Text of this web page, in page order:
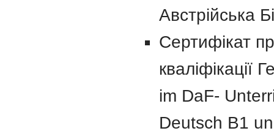
Австрійська
Сертифікат
кваліфікації
im DaF-
Deutsch B1